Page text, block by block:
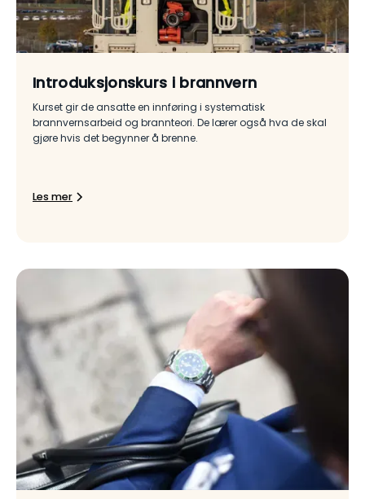
Introduksjonskurs i brannvern
Kurset gir de ansatte en innføring i systematisk
brannvernsarbeid og brannteori. De lærer også hva de skal
gjøre hvis det begynner å brenne.
Les mer